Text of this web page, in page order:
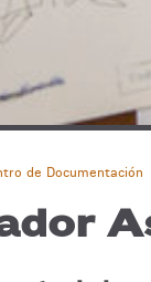
de Documentación